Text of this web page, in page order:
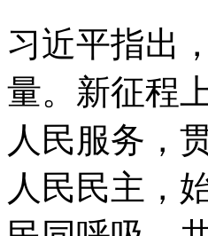
习近平指出
量。新征程
人民服务，
人民民主，